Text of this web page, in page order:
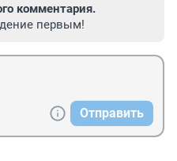
комментария.
первым!
Отправить